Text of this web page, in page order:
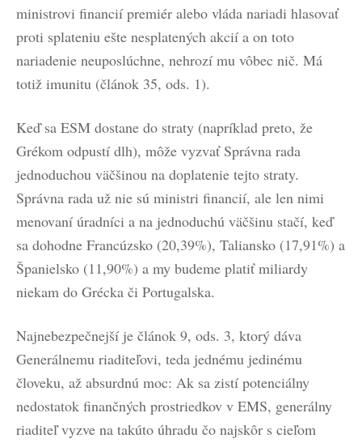
ministrovi financií premiér alebo vláda nariadi hlasovať
proti splateniu ešte nesplatených akcií a on toto
nariadenie neuposlúchne, nehrozí mu vôbec nič. Má
totiž imunitu (článok 35, ods. 1).
Keď sa ESM dostane do straty (napríklad preto, že
Grékom odpustí dlh), môže vyzvať Správna rada
jednoduchou väčšinou na doplatenie tejto straty.
Správna rada už nie sú ministri financií, ale len nimi
menovaní úradníci a na jednoduchú väčšinu stačí, keď
sa dohodne Francúzsko (20,39%), Taliansko (17,91%) a
Španielsko (11,90%) a my budeme platiť miliardy
niekam do Grécka či Portugalska.
Najnebezpečnejší je článok 9, ods. 3, ktorý dáva
Generálnemu riaditeľovi, teda jednému jedinému
človeku, až absurdnú moc: Ak sa zistí potenciálny
nedostatok finančných prostriedkov v EMS, generálny
riaditeľ vyzve na takúto úhradu čo najskôr s cieľom